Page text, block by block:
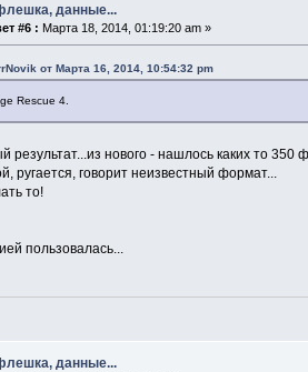
данные...
#6 : Марта 18, 2014, 01:19:20 am »
от Марта 16, 2014, 10:54:32 pm
Rescue 4.
результат...из нового - нашлось каких то
ругается, говорит неизвестный формат...
то!
пользовалась...
данные...